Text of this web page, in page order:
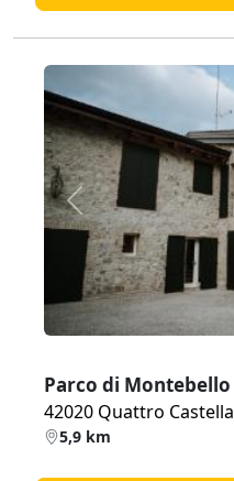
Zurück
Parco di Montebello
42020 Quattro Castella
5,9 km